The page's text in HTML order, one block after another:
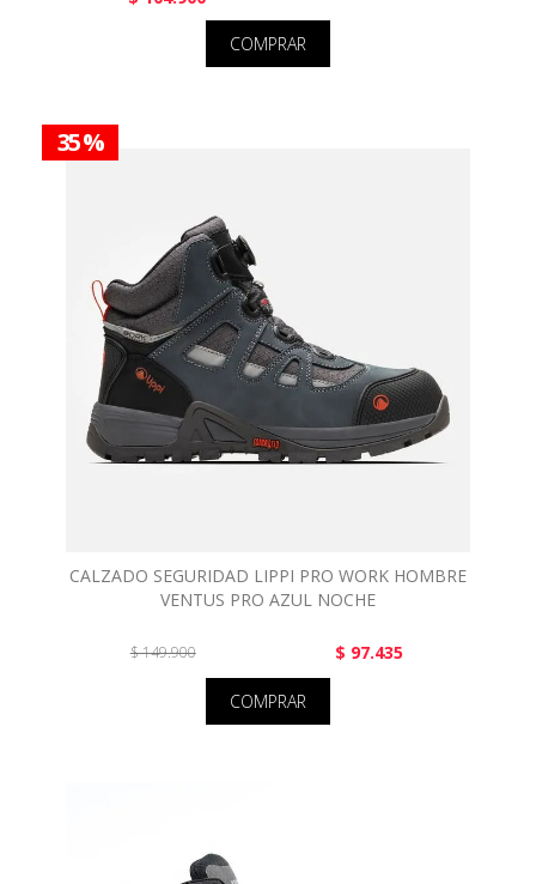
COMPRAR
35 %
CALZADO SEGURIDAD LIPPI PRO WORK HOMBRE
VENTUS PRO AZUL NOCHE
$ 149.900 $ 97.435
COMPRAR